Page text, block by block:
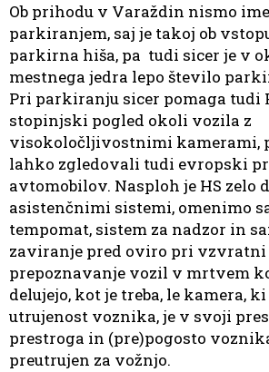
Ob prihodu v Varaždin nismo
parkiranjem, saj je takoj ob
parkirna hiša, pa tudi sicer je v
mestnega jedra lepo število
Pri parkiranju sicer pomaga tudi
stopinjski pogled okoli vozila z
visokoločljivostnimi kamerami,
lahko zgledovali tudi evropski
avtomobilov. Nasploh je HS zelo
asistenčnimi sistemi, omenimo
tempomat, sistem za nadzor in
zaviranje pred oviro pri vzvratni
prepoznavanje vozil v mrtvem
delujejo, kot je treba, le kamera,
utrujenost voznika, je v svoji
prestroga in (pre)pogosto
preutrujen za vožnjo.